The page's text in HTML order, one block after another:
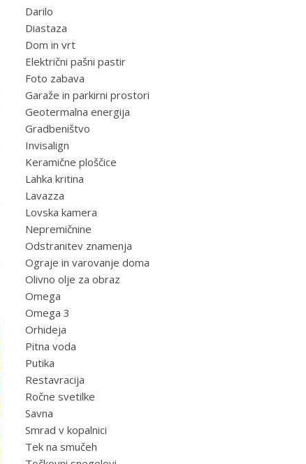
Darilo
Diastaza
Dom in vrt
Električni pašni pastir
Foto zabava
Garaže in parkirni prostori
Geotermalna energija
Gradbeništvo
Invisalign
Keramične ploščice
Lahka kritina
Lavazza
Lovska kamera
Nepremičnine
Odstranitev znamenja
Ograje in varovanje doma
Olivno olje za obraz
Omega
Omega 3
Orhideja
Pitna voda
Putika
Restavracija
Ročne svetilke
Savna
Smrad v kopalnici
Tek na smučeh